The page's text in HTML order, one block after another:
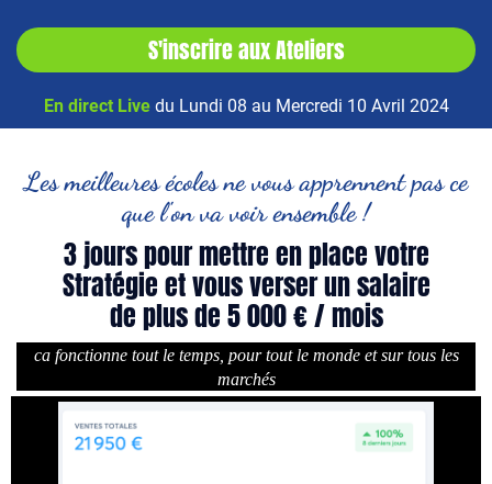
S'inscrire aux Ateliers
En direct Live du Lundi 08 au Mercredi 10 Avril 2024
Les meilleures écoles ne vous apprennent pas ce
que l'on va voir ensemble !
3 jours pour mettre en place votre
Stratégie et vous verser un salaire
de plus de 5 000 € / mois
ca fonctionne tout le temps, pour tout le monde et sur tous les
marchés